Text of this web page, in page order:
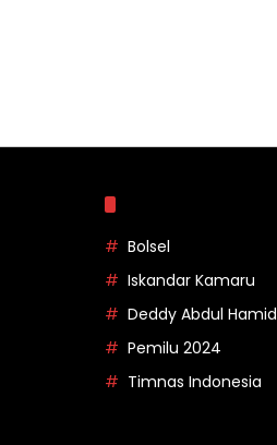
Bolsel
Iskandar Kamaru
Deddy Abdul Hamid
Pemilu 2024
Timnas Indonesia